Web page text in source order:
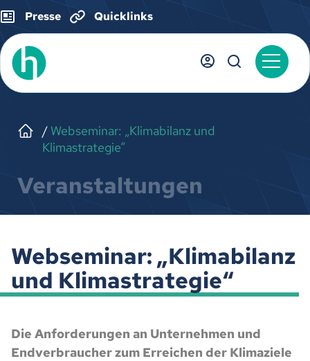
Presse Quicklinks
Webseminar: „Klimabilanz und
Klimastrategie“
Veranstaltungen
Webseminar: „Klimabilanz
und Klimastrategie“
Die Anforderungen an Unternehmen und
Endverbraucher zum Erreichen der Klimaziele